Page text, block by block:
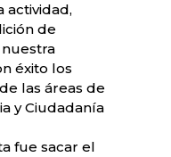
actividad,
de
éxito los
las áreas de
y Ciudadanía
fue sacar el